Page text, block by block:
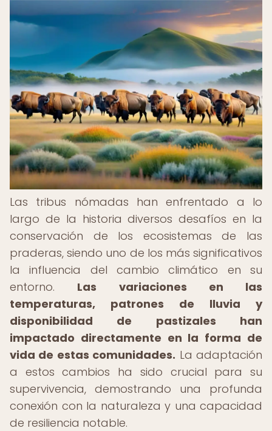
Las tribus nómadas han enfrentado a lo
largo de la historia diversos desafíos en la
conservación de los ecosistemas de las
praderas, siendo uno de los más significativos
la influencia del cambio climático en su
entorno. Las variaciones en las
temperaturas, patrones de lluvia y
disponibilidad de pastizales han
impactado directamente en la forma de
vida de estas comunidades. La adaptación
a estos cambios ha sido crucial para su
supervivencia, demostrando una profunda
conexión con la naturaleza y una capacidad
de resiliencia notable.